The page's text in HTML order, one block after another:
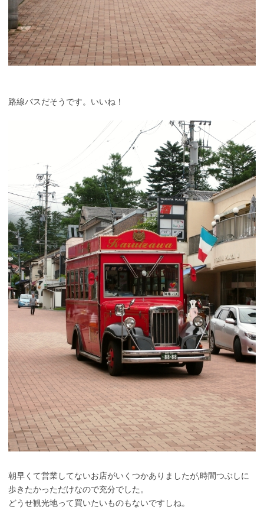
路線バスだそうです。いいね！
朝早くて営業してないお店がいくつかありましたが,時間つぶしに
歩きたかっただけなので充分でした。
どうせ観光地って買いたいものもないですしね。